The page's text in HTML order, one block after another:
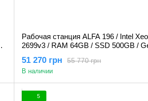
Рабочая станция ALFA 196 / Intel
2699v3 / RAM 64GB / SSD 500GB /
55 770 грн
51 270 грн
В наличии
5